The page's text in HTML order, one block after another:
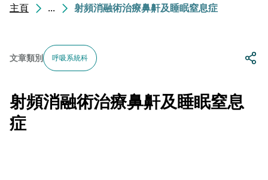
主頁 ... 射頻消融術治療鼻鼾及睡眠窒息症
文章類別 呼吸系統科
射頻消融術治療鼻鼾及睡眠窒息
症